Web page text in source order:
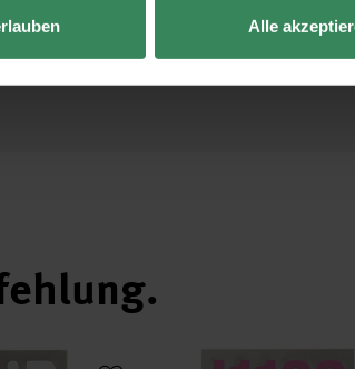
Alle
Sticker Buchstaben weiß 4 Bogen
Paper Poetry Office